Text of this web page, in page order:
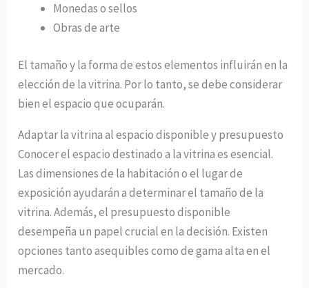
Monedas o sellos
Obras de arte
El tamaño y la forma de estos elementos influirán en la
elección de la vitrina. Por lo tanto, se debe considerar
bien el espacio que ocuparán.
Adaptar la vitrina al espacio disponible y presupuesto
Conocer el espacio destinado a la vitrina es esencial.
Las dimensiones de la habitación o el lugar de
exposición ayudarán a determinar el tamaño de la
vitrina. Además, el presupuesto disponible
desempeña un papel crucial en la decisión. Existen
opciones tanto asequibles como de gama alta en el
mercado.